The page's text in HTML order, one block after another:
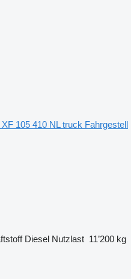
105 410 NL truck Fahrgestell
Diesel Nutzlast 11’200 kg